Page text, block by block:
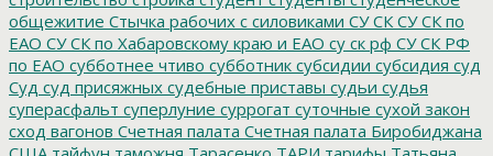
общежитие Стычка рабочих с силовиками СУ СКСУ СК по
ЕАО СУ СК по Хабаровскому краю и ЕАО су ск рф СУ СК РФ
по ЕАО субботнее чтиво субботник субсидии субсидия суд
Суд суд присяжных судебные приставы судьи судья
суперасфальт суперлуние суррогат суточные сухой закон
сход вагонов Счетная палата Счетная палата Биробиджана